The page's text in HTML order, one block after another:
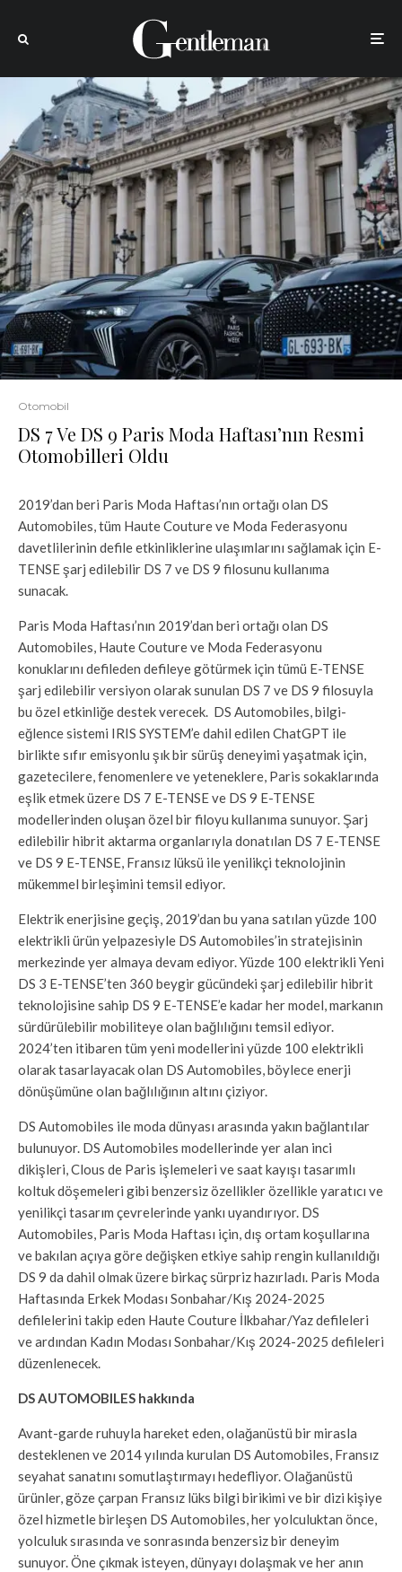
Otomobil
DS 7 Ve DS 9 Paris Moda Haftası’nın Resmi
Otomobilleri Oldu
2019’dan beri Paris Moda Haftası’nın ortağı olan DS
Automobiles, tüm Haute Couture ve Moda Federasyonu
davetlilerinin defile etkinliklerine ulaşımlarını sağlamak için E-
TENSE şarj edilebilir DS 7 ve DS 9 filosunu kullanıma
sunacak.
Paris Moda Haftası’nın 2019’dan beri ortağı olan DS
Automobiles, Haute Couture ve Moda Federasyonu
konuklarını defileden defileye götürmek için tümü E-TENSE
şarj edilebilir versiyon olarak sunulan DS 7 ve DS 9 filosuyla
bu özel etkinliğe destek verecek. DS Automobiles, bilgi-
eğlence sistemi IRIS SYSTEM’e dahil edilen ChatGPT ile
birlikte sıfır emisyonlu şık bir sürüş deneyimi yaşatmak için,
gazetecilere, fenomenlere ve yeteneklere, Paris sokaklarında
eşlik etmek üzere DS 7 E-TENSE ve DS 9 E-TENSE
modellerinden oluşan özel bir filoyu kullanıma sunuyor. Şarj
edilebilir hibrit aktarma organlarıyla donatılan DS 7 E-TENSE
ve DS 9 E-TENSE, Fransız lüksü ile yenilikçi teknolojinin
mükemmel birleşimini temsil ediyor.
Elektrik enerjisine geçiş, 2019’dan bu yana satılan yüzde 100
elektrikli ürün yelpazesiyle DS Automobiles’in stratejisinin
merkezinde yer almaya devam ediyor. Yüzde 100 elektrikli Yeni
DS 3 E-TENSE’ten 360 beygir gücündeki şarj edilebilir hibrit
teknolojisine sahip DS 9 E-TENSE’e kadar her model, markanın
sürdürülebilir mobiliteye olan bağlılığını temsil ediyor.
2024’ten itibaren tüm yeni modellerini yüzde 100 elektrikli
olarak tasarlayacak olan DS Automobiles, böylece enerji
dönüşümüne olan bağlılığının altını çiziyor.
DS Automobiles ile moda dünyası arasında yakın bağlantılar
bulunuyor. DS Automobiles modellerinde yer alan inci
dikişleri, Clous de Paris işlemeleri ve saat kayışı tasarımlı
koltuk döşemeleri gibi benzersiz özellikler özellikle yaratıcı ve
yenilikçi tasarım çevrelerinde yankı uyandırıyor. DS
Automobiles, Paris Moda Haftası için, dış ortam koşullarına
ve bakılan açıya göre değişken etkiye sahip rengin kullanıldığı
DS 9 da dahil olmak üzere birkaç sürpriz hazırladı. Paris Moda
Haftasında Erkek Modası Sonbahar/Kış 2024-2025
defilelerini takip eden Haute Couture İlkbahar/Yaz defileleri
ve ardından Kadın Modası Sonbahar/Kış 2024-2025 defileleri
düzenlenecek.
DS AUTOMOBILES hakkında
Avant-garde ruhuyla hareket eden, olağanüstü bir mirasla
desteklenen ve 2014 yılında kurulan DS Automobiles, Fransız
seyahat sanatını somutlaştırmayı hedefliyor. Olağanüstü
ürünler, göze çarpan Fransız lüks bilgi birikimi ve bir dizi kişiye
özel hizmetle birleşen DS Automobiles, her yolculuktan önce,
yolculuk sırasında ve sonrasında benzersiz bir deneyim
sunuyor. Öne çıkmak isteyen, dünyayı dolaşmak ve her anın